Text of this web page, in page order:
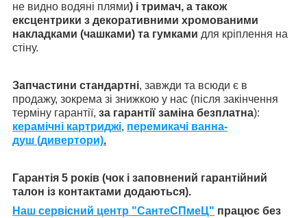
не видно водяні плями) і тримач, а також
ексцентрики з декоративними хромованими
накладками (чашками) та гумками для кріплення на
стіну.
Запчастини стандартні, завжди та всюди є в
продажу, зокрема зі знижкою у нас (після закінчення
терміну гарантії, за гарантії заміна безплатна):
керамічні картриджі, перемикачі ванна-
душ (дивертори).
Гарантія 5 років (чок і заповнений гарантійний
талон із контактами додаються).
Наш сервісний центр "СантеСПмеЦ" працює без